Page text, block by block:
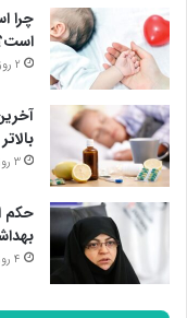
چرا
2 روز پیش
3 روز پیش
حکم
4 روز پیش